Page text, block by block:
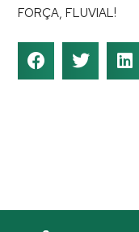
FORÇA, FLUVIAL!